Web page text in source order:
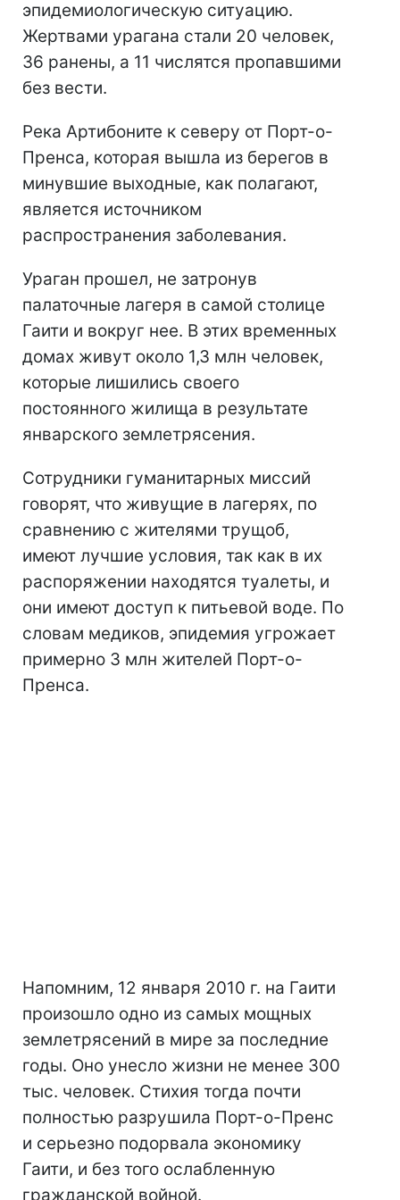
эпидемиологическую ситуацию.
Жертвами урагана стали 20 человек,
36 ранены, а 11 числятся пропавшими
без вести.
Река Артибоните к северу от Порт-о-
Пренса, которая вышла из берегов в
минувшие выходные, как полагают,
является источником
распространения заболевания.
Ураган прошел, не затронув
палаточные лагеря в самой столице
Гаити и вокруг нее. В этих временных
домах живут около 1,3 млн человек,
которые лишились своего
постоянного жилища в результате
январского землетрясения.
Сотрудники гуманитарных миссий
говорят, что живущие в лагерях, по
сравнению с жителями трущоб,
имеют лучшие условия, так как в их
распоряжении находятся туалеты, и
они имеют доступ к питьевой воде. По
словам медиков, эпидемия угрожает
примерно 3 млн жителей Порт-о-
Пренса.
Напомним, 12 января 2010 г. на Гаити
произошло одно из самых мощных
землетрясений в мире за последние
годы. Оно унесло жизни не менее 300
тыс. человек. Стихия тогда почти
полностью разрушила Порт-о-Пренс
и серьезно подорвала экономику
Гаити, и без того ослабленную
гражданской войной.